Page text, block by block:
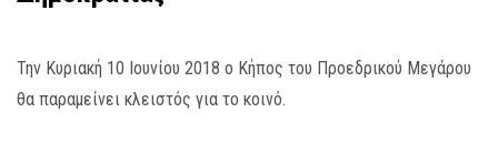
Την Κυριακή 10 Ιουνίου 2018 ο Κήπος του Προεδρικού Μεγάρου
θα παραμείνει κλειστός για το κοινό.